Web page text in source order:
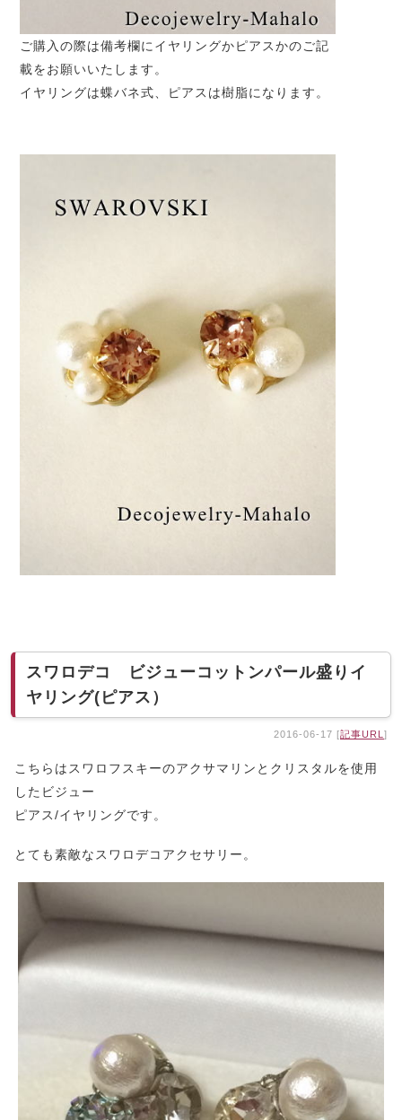
ご購入の際は備考欄にイヤリングかピアスかのご記
載をお願いいたします。
イヤリングは蝶バネ式、ピアスは樹脂になります。
スワロデコ ビジューコットンパール盛りイ
ヤリング(ピアス）
2016-06-17 [記事URL ]
こちらはスワロフスキーのアクサマリンとクリスタルを使用
したビジュー
ピアス/イヤリングです。
とても素敵なスワロデコアクセサリー。